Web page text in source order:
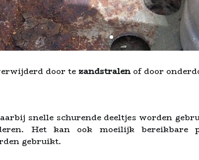
door tezandstralenof door
snelle schurende deeltjes worden
Het kan ook moeilijk bereikbare
gebruikt.